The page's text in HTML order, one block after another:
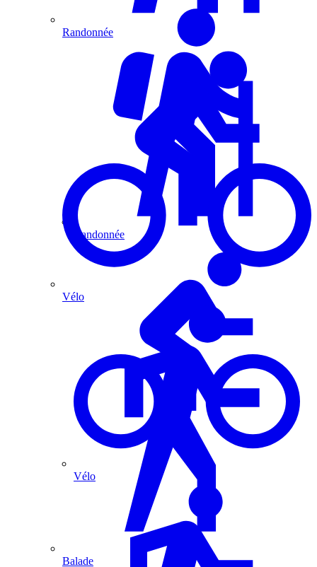
Randonnée
Vélo
Randonnée
Vélo
Balade